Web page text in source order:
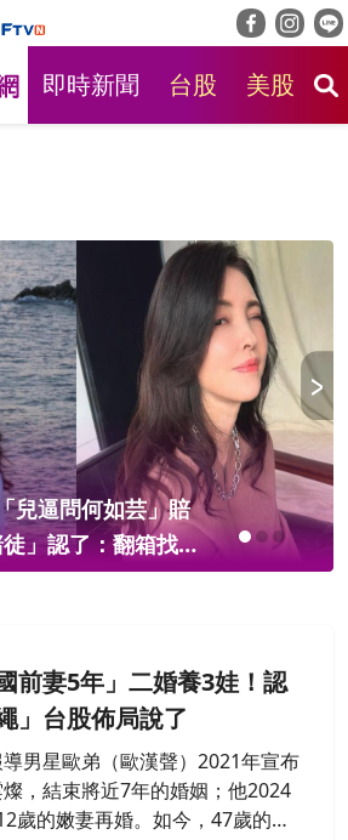
即時新聞 台股 美股
兒逼問何如芸」賠
」認了：翻箱找
前妻5年」二婚養3娃！認
」台股佈局說了
男星歐弟（歐漢聲）2021年宣布
，結束將近7年的婚姻；他2024
歲的嫩妻再婚。如今，47歲的他